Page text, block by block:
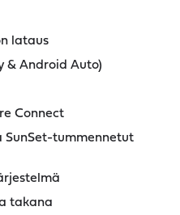
lataus
& Android Auto)
Connect
SunSet-tummennetut
takana